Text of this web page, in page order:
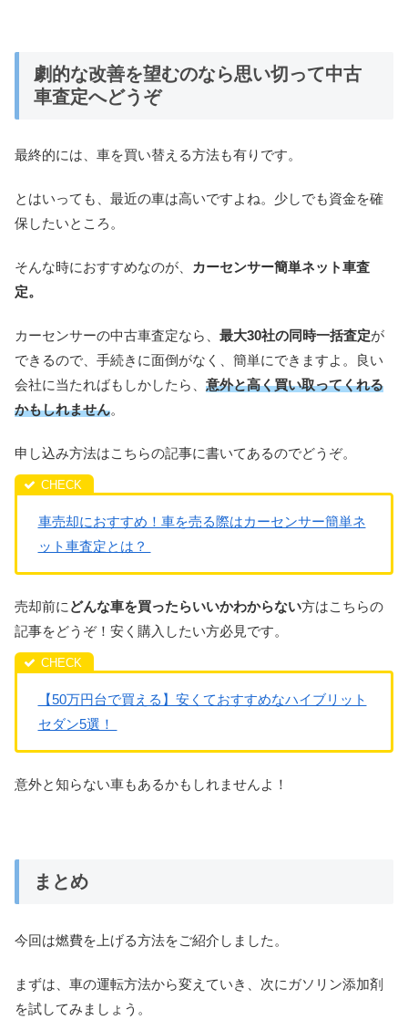
劇的な改善を望むのなら思い切って中古
車査定へどうぞ
最終的には、車を買い替える方法も有りです。
とはいっても、最近の車は高いですよね。少しでも資金を確
保したいところ。
そんな時におすすめなのが、 カーセンサー簡単ネット車査
定。
カーセンサーの中古車査定なら、 最大30社の同時一括査定が
できるので、手続きに面倒がなく、簡単にできますよ。良い
会社に当たればもしかしたら、 意外と高く買い取ってくれる
かもしれません。
申し込み方法はこちらの記事に書いてあるのでどうぞ。
車売却におすすめ！車を売る際はカーセンサー簡単ネ
ット車査定とは？
売却前にどんな車を買ったらいいかわからない方はこちらの
記事をどうぞ！安く購入したい方必見です。
【50万円台で買える】安くておすすめなハイブリット
セダン5選！
意外と知らない車もあるかもしれませんよ！
まとめ
今回は燃費を上げる方法をご紹介しました。
まずは、車の運転方法から変えていき、次にガソリン添加剤
を試してみましょう。